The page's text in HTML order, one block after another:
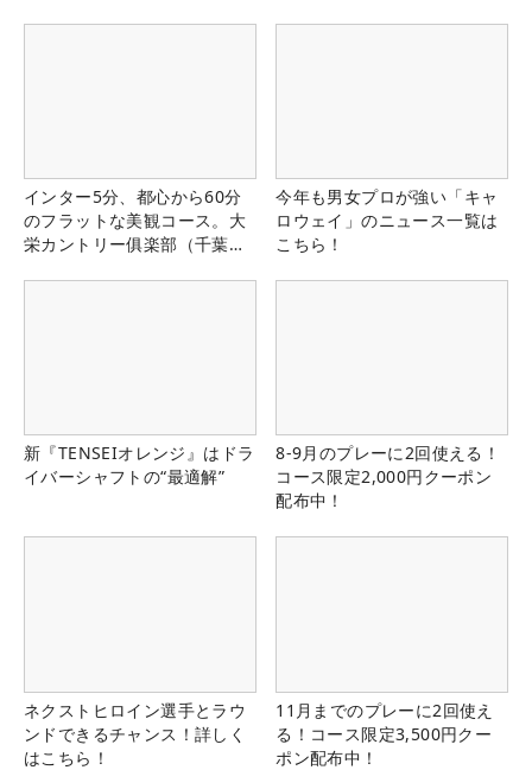
インター5分、都心から60分
のフラットな美観コース。大
栄カントリー俱楽部（千葉
今年も男女プロが強い「キャ
ロウェイ」のニュース一覧は
こちら！
新『TENSEIオレンジ』はドラ
イバーシャフトの“最適解”
8-9月のプレーに2回使える！
コース限定2,000円クーポン
配布中！
ネクストヒロイン選手とラウ
ンドできるチャンス！詳しく
はこちら！
11月までのプレーに2回使え
る！コース限定3,500円クー
ポン配布中！